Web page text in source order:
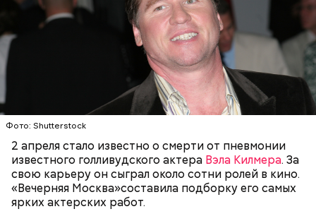
Фото: Shutterstock
2 апреля стало известно о смерти от пневмонии
известного голливудского актера Вэла Килмера. За
свою карьеру он сыграл около сотни ролей в кино.
«Вечерняя Москва»составила подборку его самых
ярких актерских работ.
Фото: «Совершенно секретно!» (Top Secret!, 1984)
участницей подпольного сопротивления Хиллари
— дочерью доктора Фламонда.
ЗНАМЕНИТОСТИ
КИНО
"Вечерняя Москва"
предлагает вашему вниманию
подборку самых популярных композиций
Jamiroquai.